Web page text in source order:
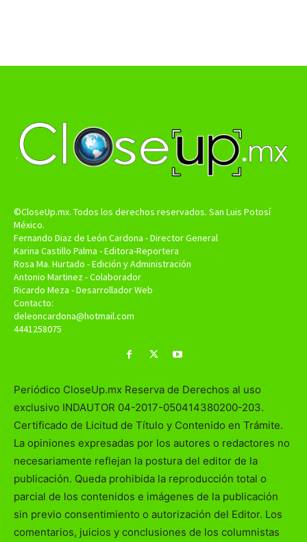
©CloseUp.mx. Todos los derechos reservados. San Luis Potosí
México.
Fernando Diaz de León Cardona - Director General
Karina Castillo Palma - Editora-Reportera
Rosa Ma. Hurtado - Edición y Administración
Antonio Martinez - Colaborador
Ricardo Meza - Desarrollador Web
Contacto:
deleoncardona@hotmail.com
4441258075
Periódico CloseUp.mx Reserva de Derechos al uso
exclusivo INDAUTOR 04-2017-050414380200-203.
Certificado de Licitud de Título y Contenido en Trámite.
La opiniones expresadas por los autores o redactores no
necesariamente reflejan la postura del editor de la
publicación. Queda prohibida la reproducción total o
parcial de los contenidos e imágenes de la publicación
sin previo consentimiento o autorización del Editor. Los
comentarios, juicios y conclusiones de los columnistas